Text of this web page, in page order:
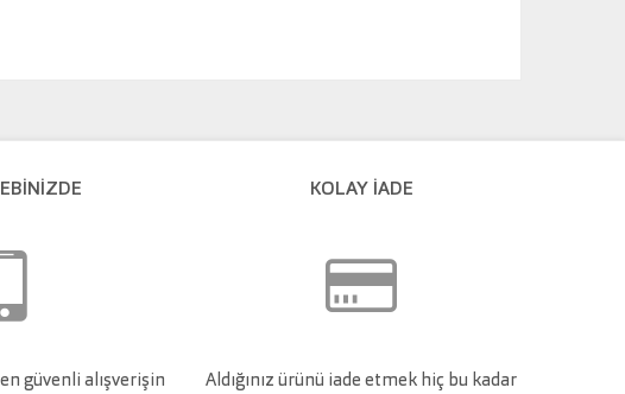
güvenli alışverişin
KOLAY İADE
Aldığınız ürünü iade etmek hiç bu kadar